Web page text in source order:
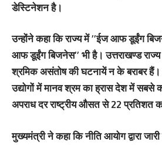
डेस्टिनेशन है।
उन्होंने कहा कि राज्य में ’’ईज आफ डूईंग
आफ डूईंग बिजनेस’’ भी है। उत्तराखण्ड राज्य
श्रमिक असंतोष की घटनायें न के बराबर
उद्योगों में मानव श्रम का ह्रास देश में सबसे
अपराध दर राष्ट्रीय औसत से 22 प्रतिशत
मुख्यमंत्री ने कहा कि नीति आयोग द्वारा